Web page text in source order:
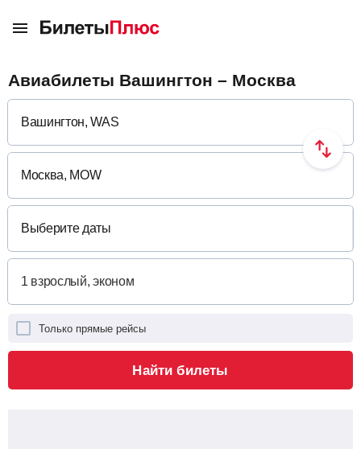
Авиабилеты Вашингтон – Москва
Выберите даты
Только прямые рейсы
Найти билеты